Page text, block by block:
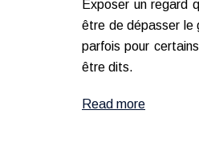
Exposer un regard
être de dépasser le
parfois pour
être dits.
Read more